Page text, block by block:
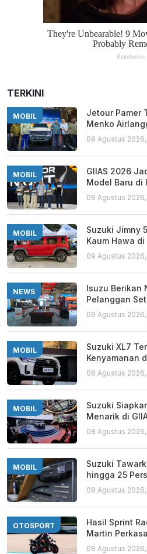
TERKINI
MOBIL
Jetour Pamer
Menko
09 Agustus 2026,
MOBIL
GIIAS 2026
Model Baru di
09 Agustus 2026,
MOBIL
Suzuki Jimny
Kaum Hawa di
09 Agustus 2026,
NEWS
Isuzu Berikan
Pelanggan
09 Agustus 2026,
MOBIL
Suzuki XL7
Kenyamanan
08 Agustus
MOBIL
Suzuki
Menarik di
08 Agustus
MOBIL
Suzuki
hingga 25
08 Agustus
OTOSPORT
Hasil Sprint
Martin
08 Agustus